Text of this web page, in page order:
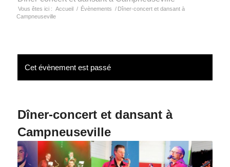
Vous êtes ici : Accueil / Évènements / Dîner-concert et dansant à
Campneuseville
Cet évènement est passé
Dîner-concert et dansant à
Campneuseville